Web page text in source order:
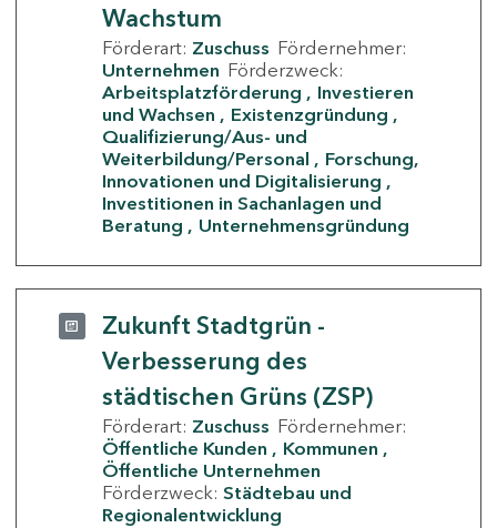
Wachstum
Förderart: Zuschuss Fördernehmer:
Unternehmen Förderzweck:
Arbeitsplatzförderung
Investieren
und Wachsen
Existenzgründung
Qualifizierung/Aus- und
Weiterbildung/Personal
Forschung,
Innovationen und Digitalisierung
Investitionen in Sachanlagen und
Beratung
Unternehmensgründung
Zukunft Stadtgrün -
Verbesserung des
städtischen Grüns (ZSP)
Förderart: Zuschuss Fördernehmer:
Öffentliche Kunden
Kommunen
Öffentliche Unternehmen
Förderzweck: Städtebau und
Regionalentwicklung